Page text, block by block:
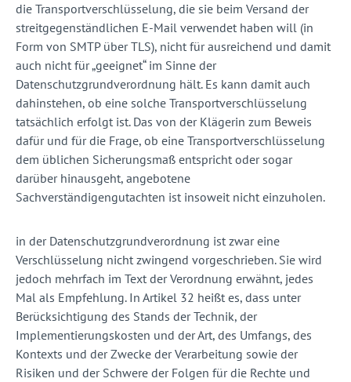
die Transportverschlüsselung, die sie beim Versand der
streitgegenständlichen E-Mail verwendet haben will (in
Form von SMTP über TLS), nicht für ausreichend und damit
auch nicht für „geeignet“ im Sinne der
Datenschutzgrundverordnung hält. Es kann damit auch
dahinstehen, ob eine solche Transportverschlüsselung
tatsächlich erfolgt ist. Das von der Klägerin zum Beweis
dafür und für die Frage, ob eine Transportverschlüsselung
dem üblichen Sicherungsmaß entspricht oder sogar
darüber hinausgeht, angebotene
Sachverständigengutachten ist insoweit nicht einzuholen.
in der Datenschutzgrundverordnung ist zwar eine
Verschlüsselung nicht zwingend vorgeschrieben. Sie wird
jedoch mehrfach im Text der Verordnung erwähnt, jedes
Mal als Empfehlung. In Artikel 32 heißt es, dass unter
Berücksichtigung des Stands der Technik, der
Implementierungskosten und der Art, des Umfangs, des
Kontexts und der Zwecke der Verarbeitung sowie der
Risiken und der Schwere der Folgen für die Rechte und